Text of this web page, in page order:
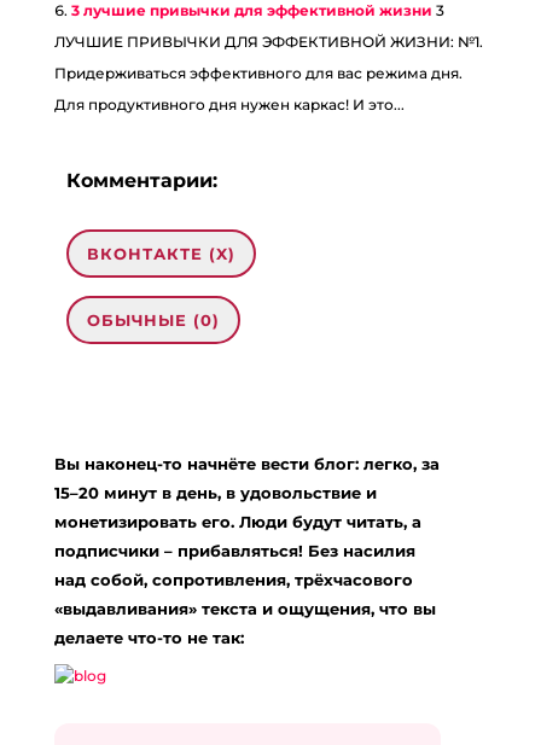
3 лучшие привычки для эффективной жизни 3
ЛУЧШИЕ ПРИВЫЧКИ ДЛЯ ЭФФЕКТИВНОЙ ЖИЗНИ: №1.
Придерживаться эффективного для вас режима дня.
Для продуктивного дня нужен каркас! И это...
Комментарии:
ВКОНТАКТЕ (X)
ОБЫЧНЫЕ (0)
Обязательные поля помечены*
Вы наконец-то начнёте вести блог: легко, за
15–20 минут в день, в удовольствие и
монетизировать его. Люди будут читать, а
подписчики – прибавляться! Без насилия
над собой, сопротивления, трёхчасового
«выдавливания» текста и ощущения, что вы
делаете что-то не так: